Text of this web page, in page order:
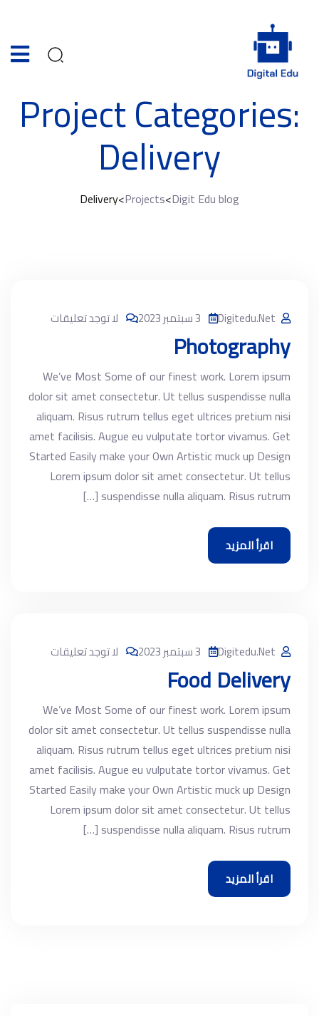
Project Categories:
Delivery
Digit Edu blog
>
Projects
>
Delivery
Digitedu.net لا توجد تعليقات
Photography
We’ve Most Some of our finest work. Lorem ipsum
dolor sit amet consectetur. Ut tellus suspendisse nulla
aliquam. Risus rutrum tellus eget ultrices pretium nisi
amet facilisis. Augue eu vulputate tortor vivamus. Get
Started Easily make your Own Artistic muck up Design
Lorem ipsum dolor sit amet consectetur. Ut tellus
suspendisse nulla aliquam. Risus rutrum […]
اقرأ المزيد
Digitedu.net لا توجد تعليقات
Food Delivery
We’ve Most Some of our finest work. Lorem ipsum
dolor sit amet consectetur. Ut tellus suspendisse nulla
aliquam. Risus rutrum tellus eget ultrices pretium nisi
amet facilisis. Augue eu vulputate tortor vivamus. Get
Started Easily make your Own Artistic muck up Design
Lorem ipsum dolor sit amet consectetur. Ut tellus
suspendisse nulla aliquam. Risus rutrum […]
اقرأ المزيد